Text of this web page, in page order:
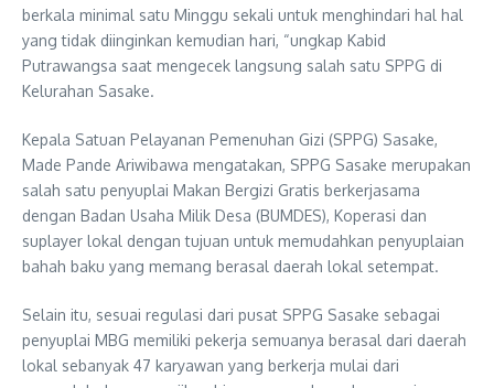
berkala minimal satu Minggu sekali untuk menghindari hal hal
yang tidak diinginkan kemudian hari, “ungkap Kabid
Putrawangsa saat mengecek langsung salah satu SPPG di
Kelurahan Sasake.
Kepala Satuan Pelayanan Pemenuhan Gizi (SPPG) Sasake,
Made Pande Ariwibawa mengatakan, SPPG Sasake merupakan
salah satu penyuplai Makan Bergizi Gratis berkerjasama
dengan Badan Usaha Milik Desa (BUMDES), Koperasi dan
suplayer lokal dengan tujuan untuk memudahkan penyuplaian
bahah baku yang memang berasal daerah lokal setempat.
Selain itu, sesuai regulasi dari pusat SPPG Sasake sebagai
penyuplai MBG memiliki pekerja semuanya berasal dari daerah
lokal sebanyak 47 karyawan yang berkerja mulai dari